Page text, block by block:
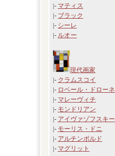
|- マティス
|- ブラック
|- シーレ
|- ルオー
現代画家
|- クラムスコイ
|- ロベール・ドローネ
|- マレーヴィチ
|- モンドリアン
|- アイヴァゾフスキー
|- モーリス・ドニ
|- アルチンボルド
|- マグリット